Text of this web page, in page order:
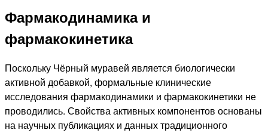
Фармакодинамика и
фармакокинетика
Поскольку Чёрный муравей является биологически
активной добавкой, формальные клинические
исследования фармакодинамики и фармакокинетики не
проводились. Свойства активных компонентов основаны
на научных публикациях и данных традиционного